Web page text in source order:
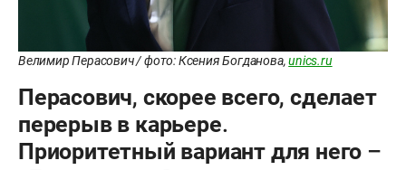
Велимир Перасович / фото: Ксения Богданова,unics.ru
Перасович, скорее всего, сделает
перерыв в карьере.
Приоритетный вариант для него –